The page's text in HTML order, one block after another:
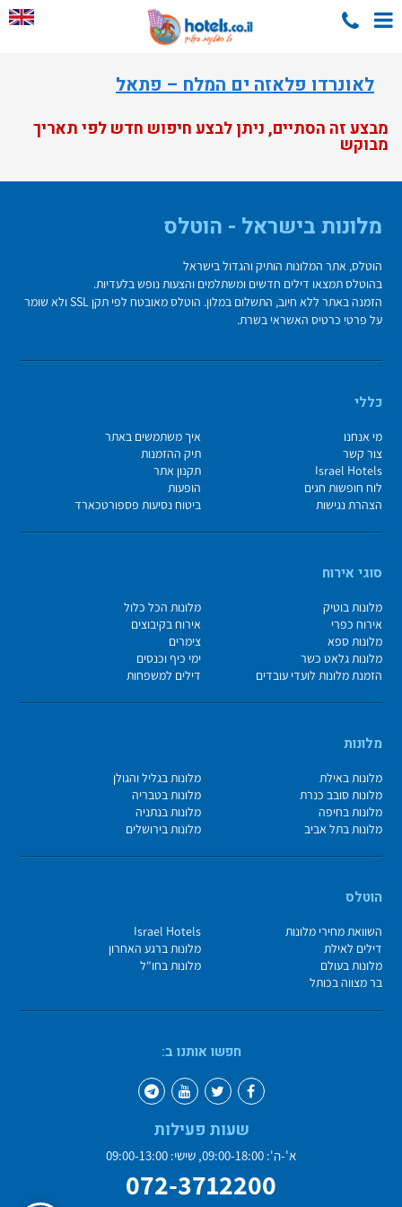
לאונרדו פלאזה ים המלח – פתאל
מבצע זה הסתיים, ניתן לבצע חיפוש חדש לפי תאריך
מבוקש
מלונות בישראל - הוטלס
הוטלס, אתר המלונות הותיק והגדול בישראל
בהוטלס תמצאו דילים חדשים ומשתלמים והצעות נופש בלעדיות.
הזמנה באתר ללא חיוב, התשלום במלון. הוטלס מאובטח לפי תקן SSL ולא שומר
על פרטי כרטיס האשראי בשרת.
כללי
מי אנחנו
איך משתמשים באתר
צור קשר
תיק ההזמנות
Israel Hotels
תקנון אתר
לוח חופשות חגים
הופעות
הצהרת נגישות
ביטוח נסיעות פספורטכארד
סוגי אירוח
מלונות בוטיק
מלונות הכל כלול
אירוח כפרי
אירוח בקיבוצים
מלונות ספא
צימרים
מלונות גלאט כשר
ימי כיף וכנסים
הזמנת מלונות לועדי עובדים
דילים למשפחות
מלונות
מלונות באילת
מלונות בגליל והגולן
מלונות סובב כנרת
מלונות בטבריה
מלונות בחיפה
מלונות בנתניה
מלונות בתל אביב
מלונות בירושלים
הוטלס
השוואת מחירי מלונות
Israel Hotels
דילים לאילת
מלונות ברגע האחרון
מלונות בעולם
מלונות בחו"ל
בר מצווה בכותל
חפשו אותנו ב:
שעות פעילות
א'-ה': 09:00-18:00, שישי: 09:00-13:00
072-3712200